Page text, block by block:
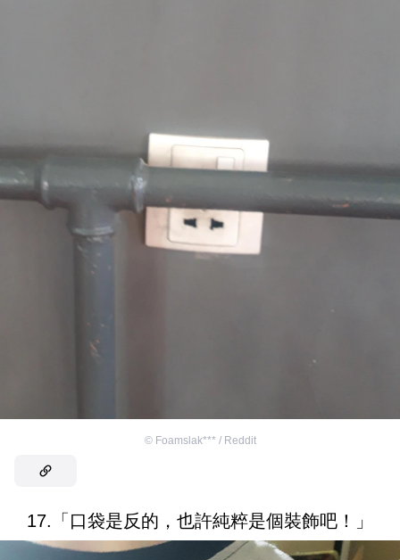
© Foamslak*** / Reddit
17.「口袋是反的，也許純粹是個裝飾吧！」